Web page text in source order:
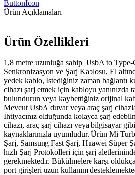
ButtonIcon
Ürün Açıklamaları
Ürün Özellikleri
1,8 metre uzunluğa sahip UsbA to Type-
Senkronizasyon ve Şarj Kablosu, El
yedek kablo, İstediğiniz zaman bağlantı
cihazı şarj etmek için kabloyu yanınızda
bulundurun veya kaybettiğiniz orijinal
Mevcut UsbA duvar veya araç şarj
İhtiyacınız olduğunda kolayca şarj
cihazı, araç şarj cihazı veya bilgisayar
kaynaklarınızla uyumludur. Ürün Mi
Şarj, Samsung Fast Şarj, Huawei Süper
hızlı Şarj Protokolleri için şarj
gerekmektedir. Bükülmelere karşı
port girişleri uzun kullanım